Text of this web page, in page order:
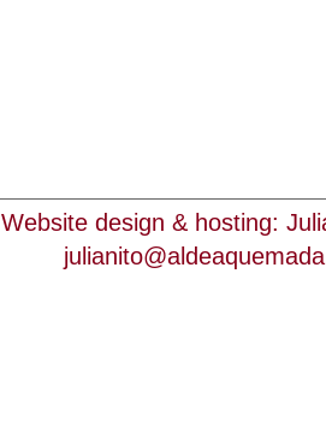
Website design & hosting: